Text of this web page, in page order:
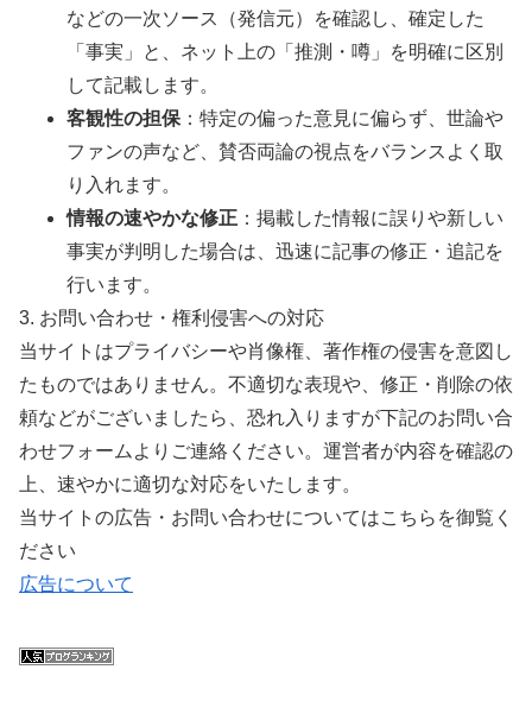
などの一次ソース（発信元）を確認し、確定した
「事実」と、ネット上の「推測・噂」を明確に区別
して記載します。
客観性の担保 ：特定の偏った意見に偏らず、世論や
ファンの声など、賛否両論の視点をバランスよく取
り入れます。
情報の速やかな修正 ：掲載した情報に誤りや新しい
事実が判明した場合は、迅速に記事の修正・追記を
行います。
3. お問い合わせ・権利侵害への対応
当サイトはプライバシーや肖像権、著作権の侵害を意図し
たものではありません。不適切な表現や、修正・削除の依
頼などがございましたら、恐れ入りますが下記のお問い合
わせフォームよりご連絡ください。運営者が内容を確認の
上、速やかに適切な対応をいたします。
当サイトの広告・お問い合わせについてはこちらを御覧く
ださい
広告について